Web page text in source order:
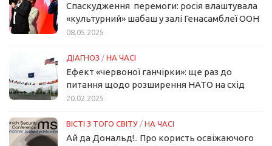
Спаскудження перемоги: росія влаштувала
«культурний» шабаш у залі Генасамблеї ООН
08.05.2025
ДІАГНОЗ / НА ЧАСІ
Ефект «червоної ганчірки»: ще раз до
питання щодо розширення НАТО на схід
20.02.2025
ВІСТІ З ТОГО СВІТУ / НА ЧАСІ
Ай да Дональд!.. Про користь освіжаючого